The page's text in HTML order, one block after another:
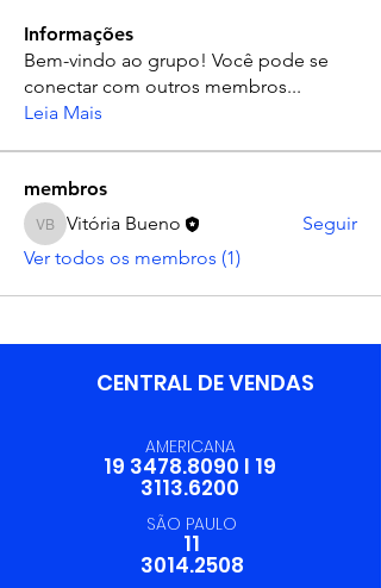
Informações
Bem-vindo ao grupo! Você pode se
conectar com outros membros...
Leia Mais
membros
Vitória Bueno
Vitória Bueno
Seguir
Ver todos os membros (1)
CENTRAL DE VENDAS
SÃO PAULO
11
3014.2508
AMERICANA
19 3478.8090 I 19
3113.6200